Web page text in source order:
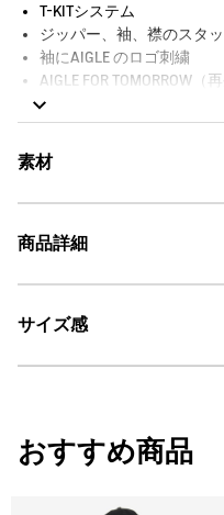
T-KITシステム
ジッパー、袖、襟のスタ
袖にAIGLE のロゴ刺繍
AIGLE FOR TOMORROW
持つ商品）
【T-KIT対応ミッドレイヤー】
です。雨風から身体を守る
サイズ選びについて：アウタ
ー、サイズのものを選択して
素材
ポリエステル100%
AIGLE for tomorrow
T-KIT：組み合わせ可能
タンブル乾燥禁止。
脱水後、つり干し乾燥
商品詳細
・色：オジエ (00F)
サイズ感
34
おすすめ商品